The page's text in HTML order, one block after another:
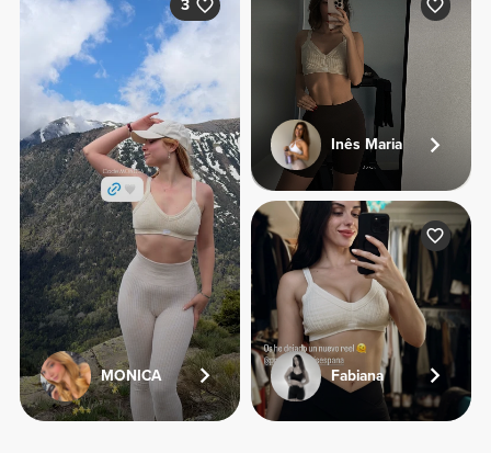
3
MONICA
Inês Maria
Fabiana